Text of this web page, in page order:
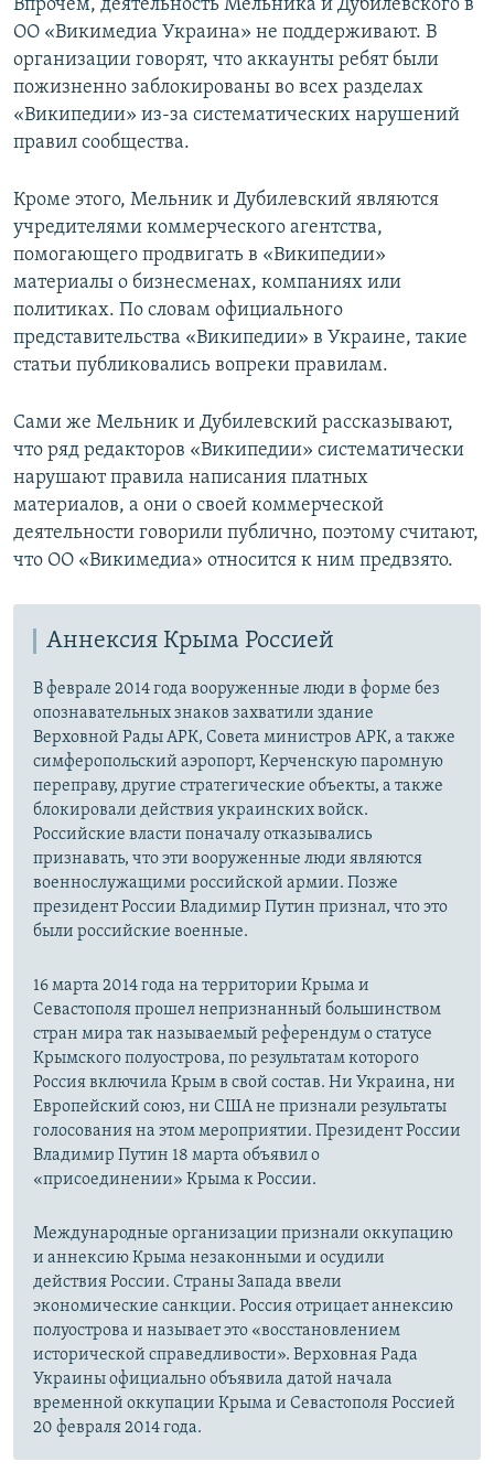
Впрочем, деятельность Мельника и Дубилевского в
ОО «Викимедиа Украина» не поддерживают. В
организации говорят, что аккаунты ребят были
пожизненно заблокированы во всех разделах
«Википедии» из-за систематических нарушений
правил сообщества.
Кроме этого, Мельник и Дубилевский являются
учредителями коммерческого агентства,
помогающего продвигать в «Википедии»
материалы о бизнесменах, компаниях или
политиках. По словам официального
представительства «Википедии» в Украине, такие
статьи публиковались вопреки правилам.
Сами же Мельник и Дубилевский рассказывают,
что ряд редакторов «Википедии» систематически
нарушают правила написания платных
материалов, а они о своей коммерческой
деятельности говорили публично, поэтому считают,
что ОО «Викимедиа» относится к ним предвзято.
Аннексия Крыма Россией
В феврале 2014 года вооруженные люди в форме без
опознавательных знаков захватили здание
Верховной Рады АРК, Совета министров АРК, а также
симферопольский аэропорт, Керченскую паромную
переправу, другие стратегические объекты, а также
блокировали действия украинских войск.
Российские власти поначалу отказывались
признавать, что эти вооруженные люди являются
военнослужащими российской армии. Позже
президент России Владимир Путин признал, что это
были российские военные.
16 марта 2014 года на территории Крыма и
Севастополя прошел непризнанный большинством
стран мира так называемый референдум о статусе
Крымского полуострова, по результатам которого
Россия включила Крым в свой состав. Ни Украина, ни
Европейский союз, ни США не признали результаты
голосования на этом мероприятии. Президент России
Владимир Путин 18 марта объявил о
«присоединении» Крыма к России.
Международные организации признали оккупацию
и аннексию Крыма незаконными и осудили
действия России. Страны Запада ввели
экономические санкции. Россия отрицает аннексию
полуострова и называет это «восстановлением
исторической справедливости». Верховная Рада
Украины официально объявила датой начала
временной оккупации Крыма и Севастополя Россией
20 февраля 2014 года.